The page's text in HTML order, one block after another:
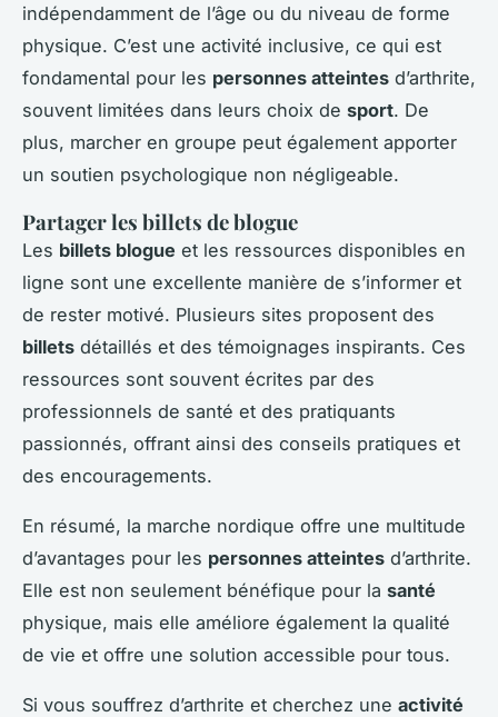
indépendamment de l’âge ou du niveau de forme
physique. C’est une activité inclusive, ce qui est
fondamental pour les personnes atteintes d’arthrite,
souvent limitées dans leurs choix de sport. De
plus, marcher en groupe peut également apporter
un soutien psychologique non négligeable.
Partager les billets de blogue
Les billets blogue et les ressources disponibles en
ligne sont une excellente manière de s’informer et
de rester motivé. Plusieurs sites proposent des
billets détaillés et des témoignages inspirants. Ces
ressources sont souvent écrites par des
professionnels de santé et des pratiquants
passionnés, offrant ainsi des conseils pratiques et
des encouragements.
En résumé, la marche nordique offre une multitude
d’avantages pour les personnes atteintes d’arthrite.
Elle est non seulement bénéfique pour la santé
physique, mais elle améliore également la qualité
de vie et offre une solution accessible pour tous.
Si vous souffrez d’arthrite et cherchez une activité